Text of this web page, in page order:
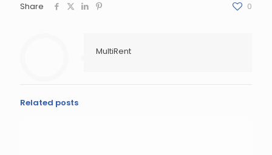
Share 0
MultiRent
Related posts